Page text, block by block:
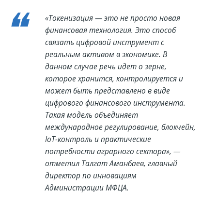
«Токенизация — это не просто новая
финансовая технология. Это способ
связать цифровой инструмент с
реальным активом в экономике. В
данном случае речь идет о зерне,
которое хранится, контролируется и
может быть представлено в виде
цифрового финансового инструмента.
Такая модель объединяет
международное регулирование, блокчейн,
IoT-контроль и практические
потребности аграрного сектора», —
отметил Талгат Аманбаев, главный
директор по инновациям
Администрации МФЦА.